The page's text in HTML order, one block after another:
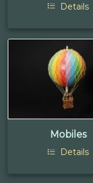
Details
Mobiles
Details